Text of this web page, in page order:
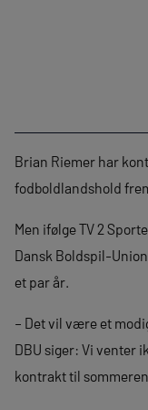
Brian Riemer har
fodboldlandshold
Men ifølge TV 2
Dansk Boldspil-
et par år.
– Det vil være et
DBU siger: Vi venter
kontrakt til